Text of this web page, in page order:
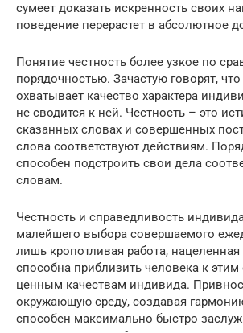
сумеет доказать искренность своих
поведение перерастет в абсолютное
Понятие честность более узкое по
порядочностью. Зачастую говорят,
охватывает качество характера
не сводится к ней. Честность – это
сказанных словах и совершенных
слова соответствуют действиям.
способен подстроить свои дела
словам.
Честность и справедливость
малейшего выбора совершаемого
лишь кропотливая работа,
способна приблизить человека к этим
ценным качествам индивида.
окружающую среду, создавая
способен максимально быстро